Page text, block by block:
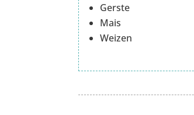
Gerste
Mais
Weizen